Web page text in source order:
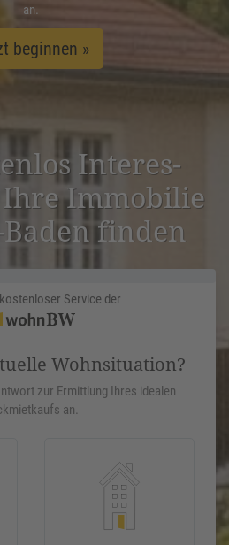
an.
beginnen »
Inter­es­
Immobilie
finden
Service der
Wohnsituation?
zur Ermittlung Ihres idealen
an.